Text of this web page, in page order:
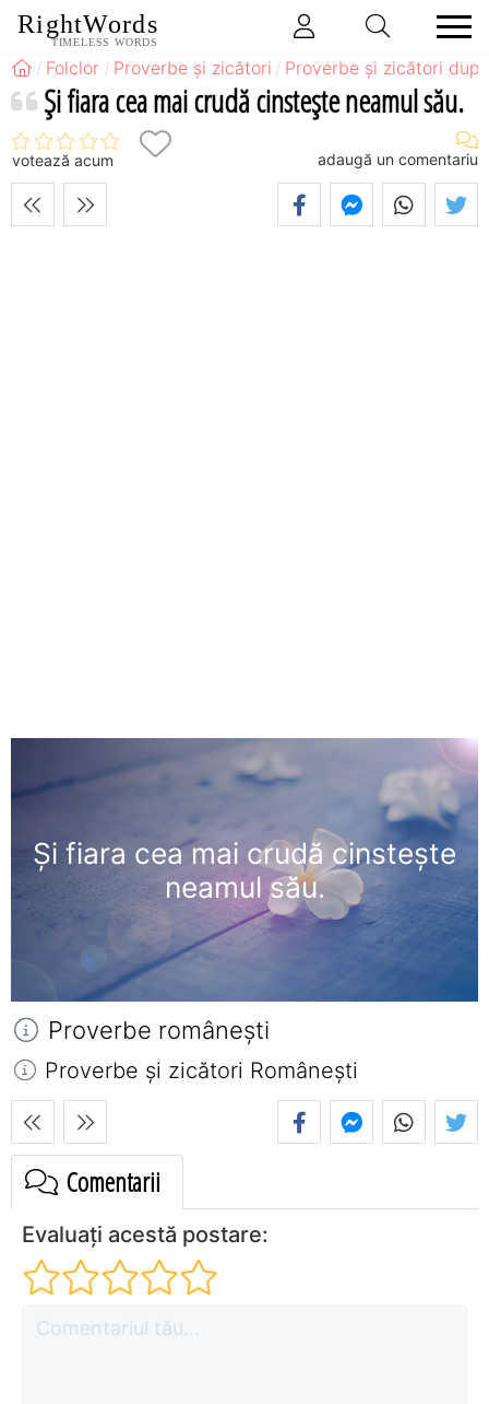
RightWords
TIMELESS WORDS
Folclor Proverbe și zicători Proverbe și zicători
Şi fiara cea mai crudă cinsteşte neamul său.
votează acum adaugă un comentariu
Şi fiara cea mai crudă cinsteşte
neamul său.
Proverbe româneşti
Proverbe și zicători Româneşti
Comentarii
Evaluați acestă postare: